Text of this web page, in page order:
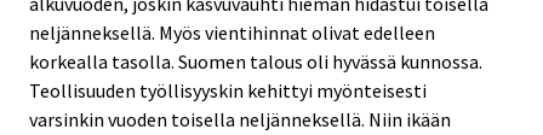
neljänneksellä. Myös vientihinnat olivat edelleen
korkealla tasolla. Suomen talous oli hyvässä kunnossa.
Teollisuuden työllisyyskin kehittyi myönteisesti
varsinkin vuoden toisella neljänneksellä. Niin ikään